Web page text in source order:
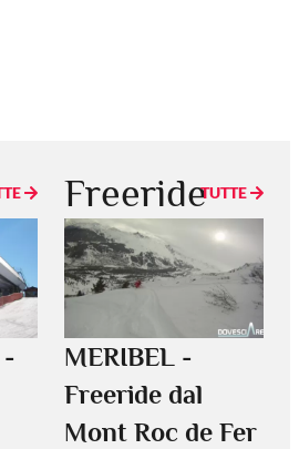
FreerideTUTTE
MERIBEL -
Freeride dal
Mont Roc de Fer